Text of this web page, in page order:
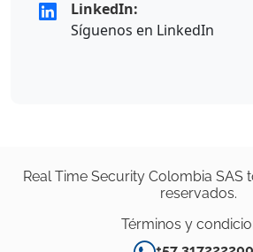
LinkedIn:
Síguenos en LinkedIn
Real Time Security Colombia SAS
reservados.
Términos y